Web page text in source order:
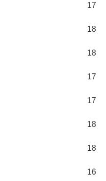
17
18
18
17
17
18
18
16